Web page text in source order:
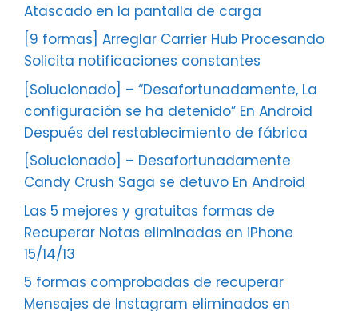
Atascado en la pantalla de carga
[9 formas] Arreglar Carrier Hub Procesando
Solicita notificaciones constantes
[Solucionado] – “Desafortunadamente, La
configuración se ha detenido” En Android
Después del restablecimiento de fábrica
[Solucionado] – Desafortunadamente
Candy Crush Saga se detuvo En Android
Las 5 mejores y gratuitas formas de
Recuperar Notas eliminadas en iPhone
15/14/13
5 formas comprobadas de recuperar
Mensajes de Instagram eliminados en